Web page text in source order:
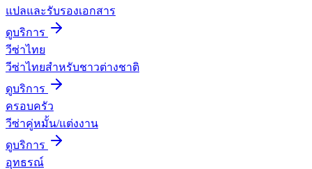
แปลและรับรองเอกสาร
ดูบริการ
วีซ่าไทย
วีซ่าไทยสำหรับชาวต่างชาติ
ดูบริการ
ครอบครัว
วีซ่าคู่หมั้น/แต่งงาน
ดูบริการ
อุทธรณ์